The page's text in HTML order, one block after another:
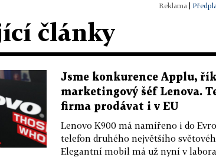
|
články
Jsme konkurence Applu,
marketingový šéf Lenova.
firma prodávat i v EU
Lenovo K900 má namířeno i do
telefon druhého největšího
Elegantní mobil má už nyní v